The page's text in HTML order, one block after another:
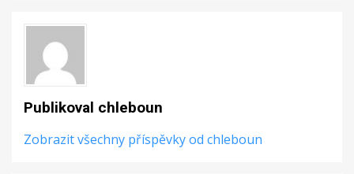
Publikoval chleboun
Zobrazit všechny příspěvky od chleboun